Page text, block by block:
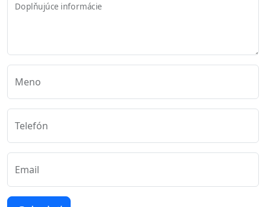
Doplňujúce informácie
Meno
Telefón
Email